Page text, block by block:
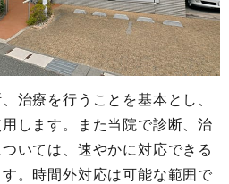
治療を行うことを基本とし、
します。また当院で診断、治
いては、速やかに対応できる
。時間外対応は可能な範囲で